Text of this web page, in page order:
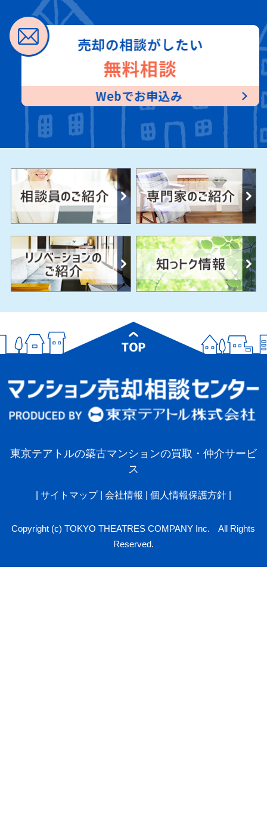
東京テアトルの築古マンションの買取・仲介サービ
ス
サイトマップ 会社情報 個人情報保護方針|
Copyright (c) TOKYO THEATRES COMPANY Inc. All Rights
Reserved.